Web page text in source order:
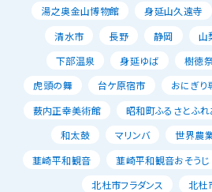
湯之奥金山博物館
身延山久遠寺
清水市
長野 静岡 山
下部温泉
身延ゆば 樹徳
虎頭の舞
台ケ原宿市 おにぎり
薮内正幸美術館
昭和町ふるさとふれ
和太鼓
マリンバ
世界農
韮崎平和観音
韮崎平和観音おそうじ
北杜市フラダンス
北杜